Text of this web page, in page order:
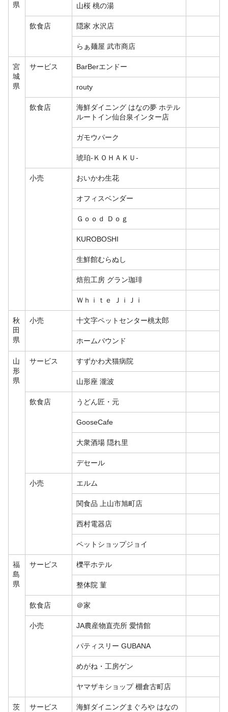
県
山桜 桃の湯
飲食店 隠家 水沢店
らぁ麺屋 武市商店
宮
城
県
サービス BarBerエンドー
routy
飲食店
海鮮ダイニング はなの夢 ホテル
ルートイン仙台泉インター店
ガモウパーク
琥珀-ＫＯＨＡＫＵ-
小売 おいかわ生花
オフィスベンダー
Ｇｏｏｄ Ｄｏｇ
KUROBOSHI
生鮮館むらぬし
焙煎工房 グラン珈琲
Ｗｈｉｔｅ ＪｉＪｉ
秋
田
県
小売 十文字ペットセンター桃太郎
ホームバウンド
山
形
県
サービス すずかわ犬猫病院
山形座 瀧波
飲食店 うどん匠・元
GooseCafe
大衆酒場 隠れ里
デセール
小売 エルム
関食品 上山市旭町店
西村電器店
ペットショップジョイ
福
島
県
サービス 櫟平ホテル
整体院 菫
飲食店 ＠家
小売 JA農産物直売所 愛情館
パティスリー GUBANA
めがね・工房ゲン
ヤマザキショップ 棚倉古町店
茨
サービス
海鮮ダイニングまぐろや はなの